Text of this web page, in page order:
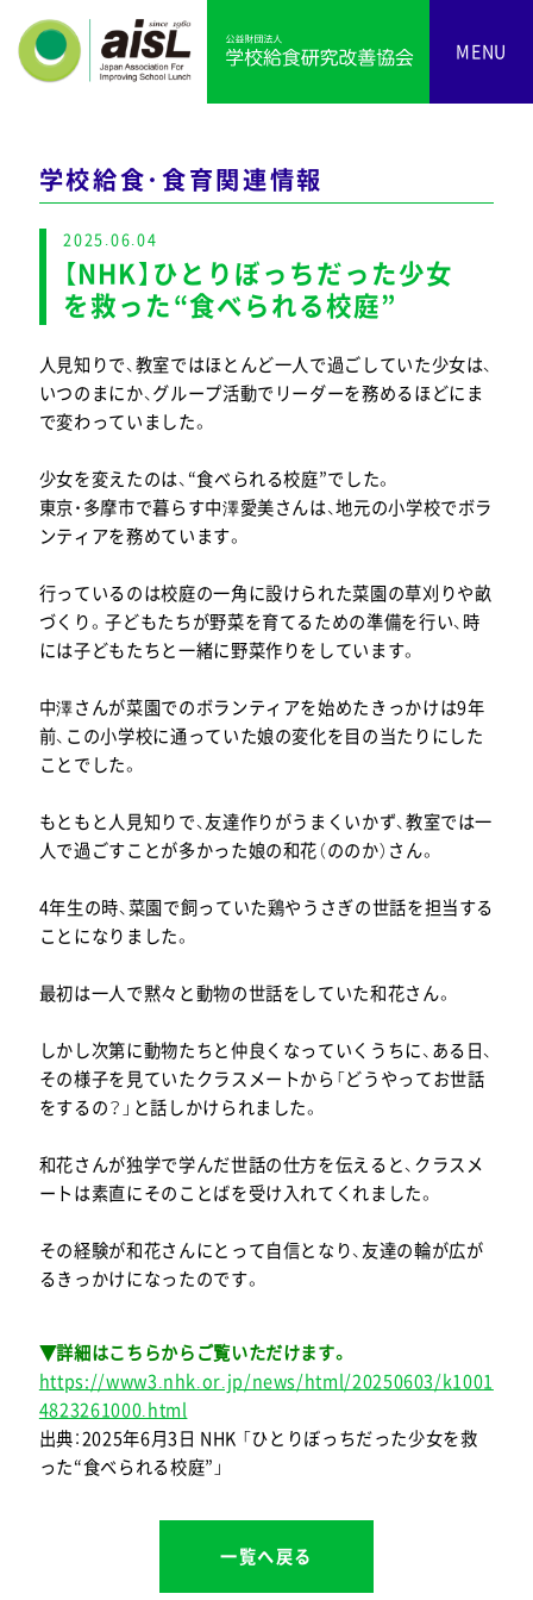
MENU
学校給食・食育関連情報
2025.06.04
【NHK】ひとりぼっちだった少女
を救った“食べられる校庭”
人見知りで、教室ではほとんど一人で過ごしていた少女は、
いつのまにか、グループ活動でリーダーを務めるほどにま
で変わっていました。
少女を変えたのは、“食べられる校庭”でした。
東京・多摩市で暮らす中澤愛美さんは、地元の小学校でボラ
ンティアを務めています。
行っているのは校庭の一角に設けられた菜園の草刈りや畝
づくり。子どもたちが野菜を育てるための準備を行い、時
には子どもたちと一緒に野菜作りをしています。
中澤さんが菜園でのボランティアを始めたきっかけは9年
前、この小学校に通っていた娘の変化を目の当たりにした
ことでした。
もともと人見知りで、友達作りがうまくいかず、教室では一
人で過ごすことが多かった娘の和花（ののか）さん。
4年生の時、菜園で飼っていた鶏やうさぎの世話を担当する
ことになりました。
最初は一人で黙々と動物の世話をしていた和花さん。
しかし次第に動物たちと仲良くなっていくうちに、ある日、
その様子を見ていたクラスメートから「どうやってお世話
をするの？」と話しかけられました。
和花さんが独学で学んだ世話の仕方を伝えると、クラスメ
ートは素直にそのことばを受け入れてくれました。
その経験が和花さんにとって自信となり、友達の輪が広が
るきっかけになったのです。
▼詳細はこちらからご覧いただけます。
https://www3.nhk.or.jp/news/html/20250603/k1001
4823261000.html
出典：2025年6月3日 NHK 「ひとりぼっちだった少女を救
った“食べられる校庭”」
一覧へ戻る